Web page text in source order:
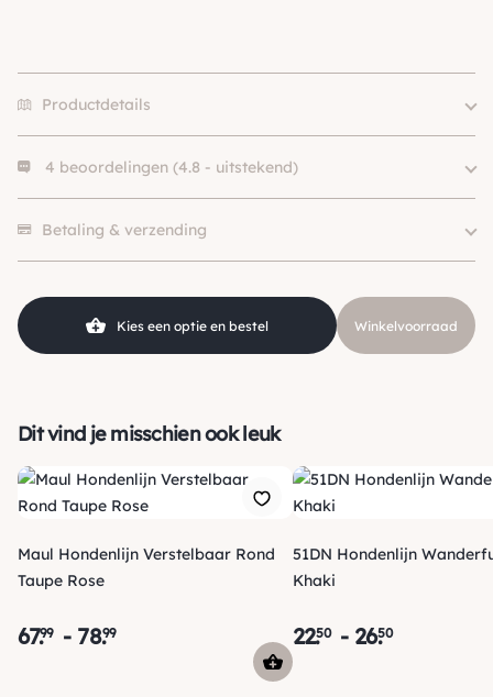
Productdetails
Size
S, M, L
Merk
Susan Lanci
Hondgrootte
Materiaal
Ultra suede
4 beoordelingen (4.8 - uitstekend)
Sylvia Streng
FAM GELEIJNSE
Betaling & verzending
Kies een optie en bestel Winkelvoorraad
Dit vind je misschien ook leuk
Maul Hondenlijn Verstelbaar Rond
Taupe Rose
67.99 - 78.99
51DN Hondenlijn
Khaki
22.50 - 26.50